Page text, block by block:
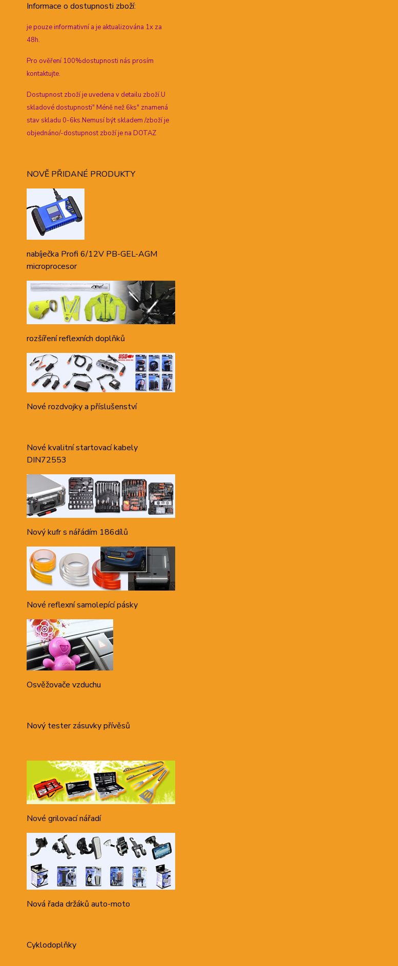
Informace o dostupnosti zboží:
je pouze informativní a je aktualizována 1x za
48h.
Pro ověření 100%dostupnosti nás prosím
kontaktujte.
Dostupnost zboží je uvedena v detailu zboží.U
skladové dostupnosti" Méně než 6ks" znamená
stav skladu 0-6ks.Nemusí být skladem /zboží je
objednáno/-dostupnost zboží je na DOTAZ
NOVĚ PŘIDANÉ PRODUKTY
nabíječka Profi 6/12V PB-GEL-AGM
microprocesor
rozšíření reflexních doplňků
Nové rozdvojky a příslušenství
Nové kvalitní startovací kabely
DIN72553
Nový kufr s nářádím 186dílů
Nové reflexní samolepící pásky
Osvěžovače vzduchu
Nový tester zásuvky přívěsů
Nové grilovací nářadí
Nová řada držáků auto-moto
Cyklodoplňky